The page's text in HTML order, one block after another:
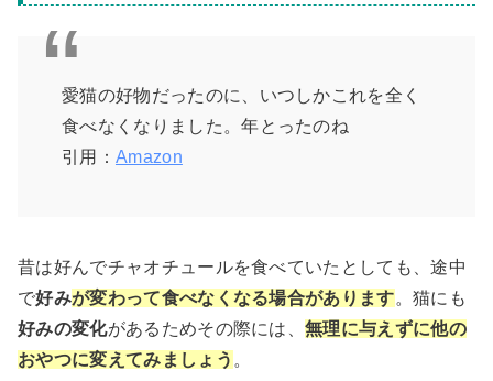
愛猫の好物だったのに、いつしかこれを全く
食べなくなりました。年とったのね
引用： Amazon
昔は好んでチャオチュールを食べていたとしても、途中
で好みが変わって食べなくなる場合があります。猫にも
好みの変化があるためその際には、無理に与えずに他の
おやつに変えてみましょう 。